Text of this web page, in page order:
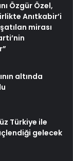
Özgür Özel,
Anıtkabir’i
mirası
altında
Türkiye ile
gelecek